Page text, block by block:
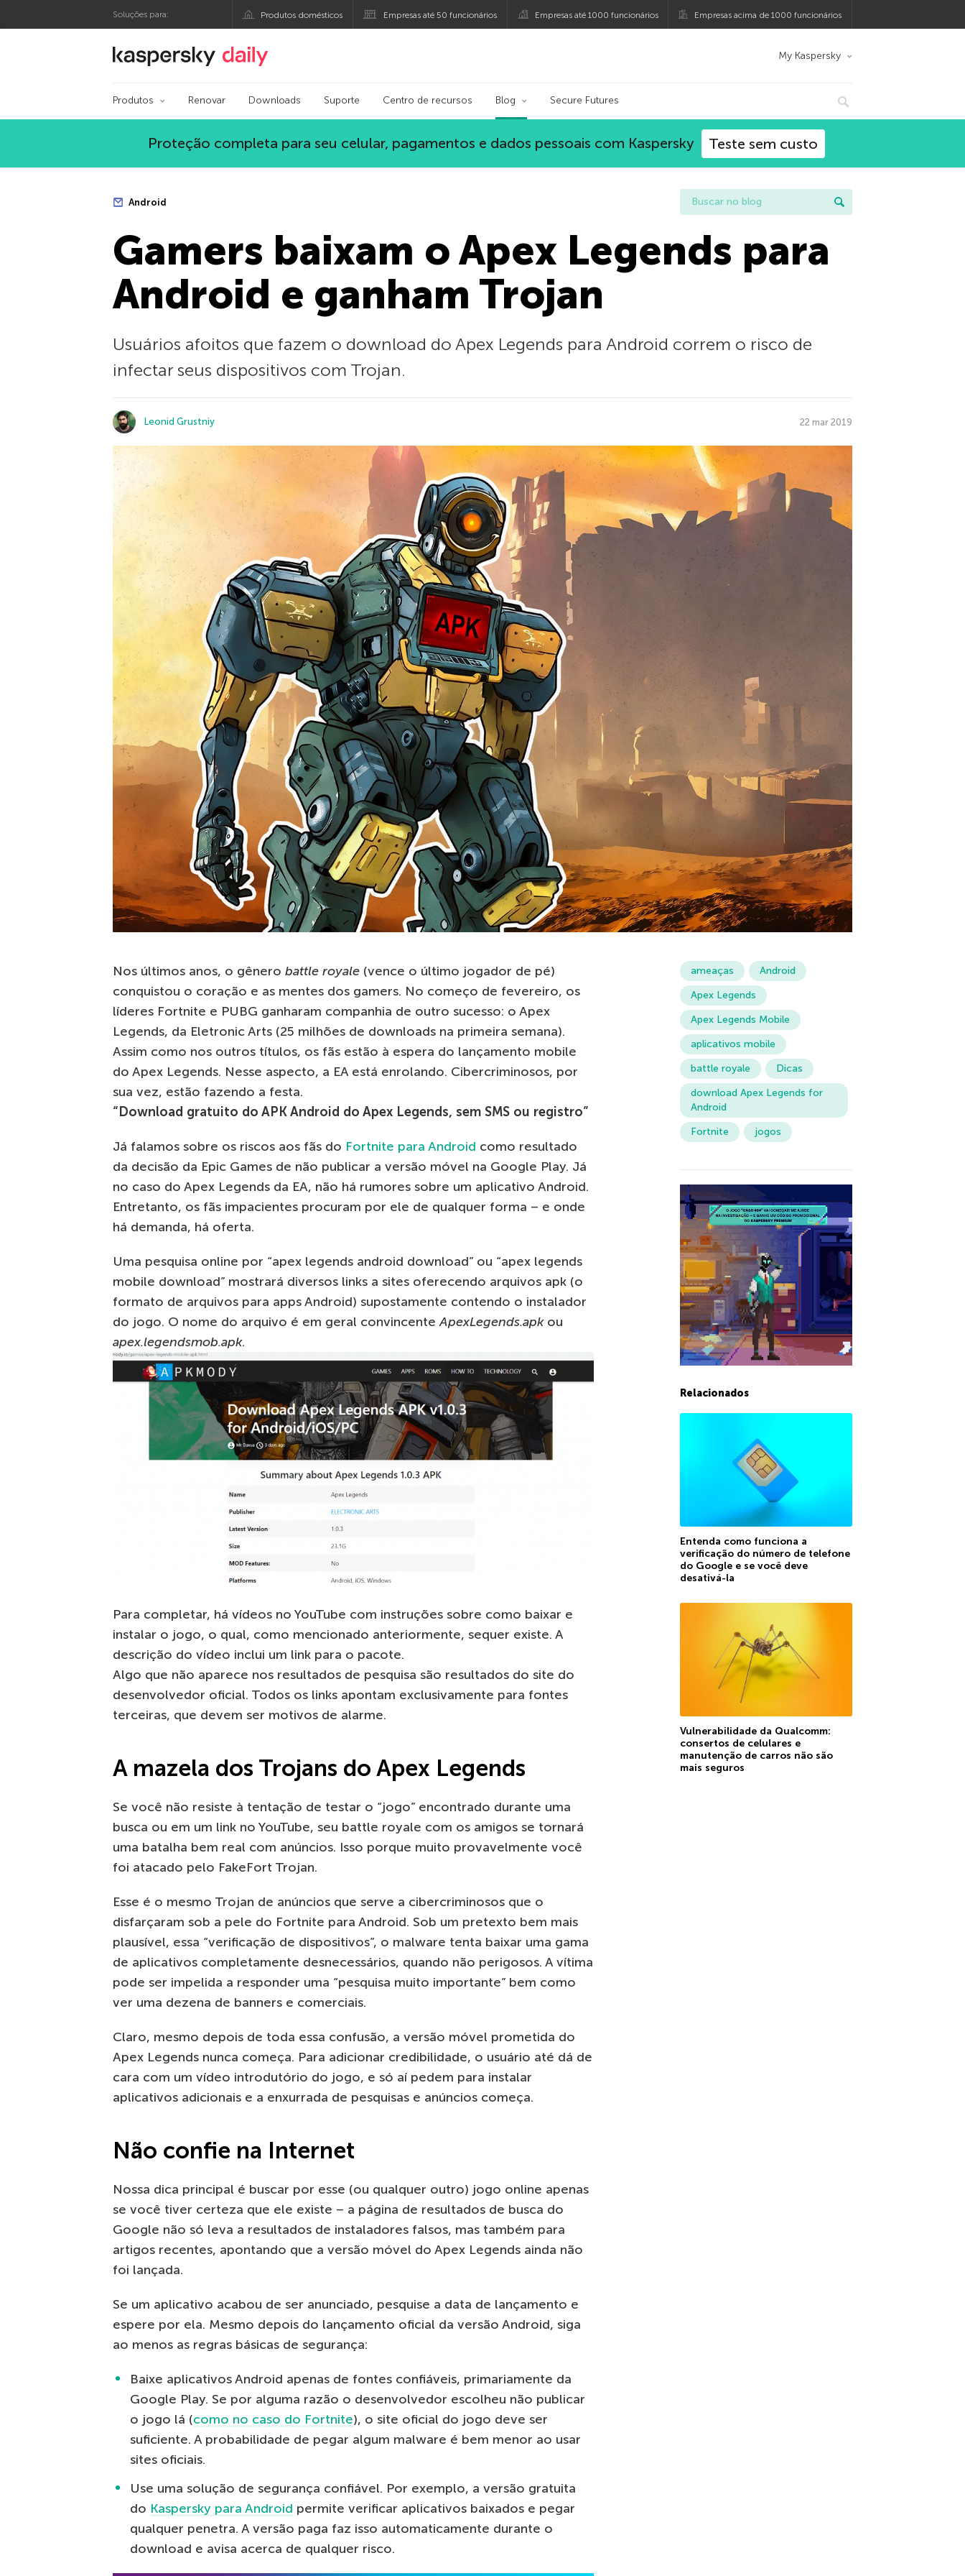
Soluções para: Produtos domésticos Empresas até 50 funcionários Empresas até 1000 funcionários Empresas acima de 1000 funcionários
Blog oficial da Kaspersky My Kaspersky
Produtos Renovar Downloads Suporte Centro de recursos Blog Secure Futures
Proteção completa para seu celular, pagamentos e dados pessoais com Kaspersky Teste sem custo
Android
Gamers baixam o Apex Legends para
Android e ganham Trojan
Usuários afoitos que fazem o download do Apex Legends para Android correm o risco de
infectar seus dispositivos com Trojan.
Leonid Grustniy 22 mar 2019
Nos últimos anos, o gênero battle royale (vence o último jogador de pé)
conquistou o coração e as mentes dos gamers. No começo de fevereiro, os
líderes Fortnite e PUBG ganharam companhia de outro sucesso: o Apex
Legends, da Eletronic Arts (25 milhões de downloads na primeira semana).
Assim como nos outros títulos, os fãs estão à espera do lançamento mobile
do Apex Legends. Nesse aspecto, a EA está enrolando. Cibercriminosos, por
sua vez, estão fazendo a festa.
“Download gratuito do APK Android do Apex Legends, sem SMS ou registro”
Já falamos sobre os riscos aos fãs do Fortnite para Android como resultado
da decisão da Epic Games de não publicar a versão móvel na Google Play. Já
no caso do Apex Legends da EA, não há rumores sobre um aplicativo Android.
Entretanto, os fãs impacientes procuram por ele de qualquer forma – e onde
há demanda, há oferta.
Uma pesquisa online por “apex legends android download” ou “apex legends
mobile download” mostrará diversos links a sites oferecendo arquivos apk (o
formato de arquivos para apps Android) supostamente contendo o instalador
do jogo. O nome do arquivo é em geral convincenteApexLegends.apkou
apex.legendsmob.apk.
Para completar, há vídeos no YouTube com instruções sobre como baixar e
instalar o jogo, o qual, como mencionado anteriormente, sequer existe. A
descrição do vídeo inclui um link para o pacote.
Algo que não aparece nos resultados de pesquisa são resultados do site do
desenvolvedor oficial. Todos os links apontam exclusivamente para fontes
terceiras, que devem ser motivos de alarme.
A mazela dos Trojans do Apex Legends
Se você não resiste à tentação de testar o “jogo” encontrado durante uma
busca ou em um link no YouTube, seu battle royale com os amigos se tornará
uma batalha bem real com anúncios. Isso porque muito provavelmente você
foi atacado pelo FakeFort Trojan.
Esse é o mesmo Trojan de anúncios que serve a cibercriminosos que o
disfarçaram sob a pele do Fortnite para Android. Sob um pretexto bem mais
plausível, essa “verificação de dispositivos”, o malware tenta baixar uma gama
de aplicativos completamente desnecessários, quando não perigosos. A vítima
pode ser impelida a responder uma “pesquisa muito importante” bem como
ver uma dezena de banners e comerciais.
Claro, mesmo depois de toda essa confusão, a versão móvel prometida do
Apex Legends nunca começa. Para adicionar credibilidade, o usuário até dá de
cara com um vídeo introdutório do jogo, e só aí pedem para instalar
aplicativos adicionais e a enxurrada de pesquisas e anúncios começa.
Não confie na Internet
Nossa dica principal é buscar por esse (ou qualquer outro) jogo online apenas
se você tiver certeza que ele existe – a página de resultados de busca do
Google não só leva a resultados de instaladores falsos, mas também para
artigos recentes, apontando que a versão móvel do Apex Legends ainda não
foi lançada.
Se um aplicativo acabou de ser anunciado, pesquise a data de lançamento e
espere por ela. Mesmo depois do lançamento oficial da versão Android, siga
ao menos as regras básicas de segurança:
Baixe aplicativos Android apenas de fontes confiáveis, primariamente da
Google Play. Se por alguma razão o desenvolvedor escolheu não publicar
o jogo lá (como no caso do Fortnite), o site oficial do jogo deve ser
suficiente. A probabilidade de pegar algum malware é bem menor ao usar
sites oficiais.
Use uma solução de segurança confiável. Por exemplo, a versão gratuita
do Kaspersky para Android permite verificar aplicativos baixados e pegar
qualquer penetra. A versão paga faz isso automaticamente durante o
download e avisa acerca de qualquer risco.
ameaças
Android
Apex Legends
Apex Legends Mobile
aplicativos mobile
battle royale
Dicas
download Apex Legends for
Android
Fortnite
jogos
Relacionados
Entenda como funciona a
verificação do número de telefone
do Google e se você deve
desativá-la
Vulnerabilidade da Qualcomm:
consertos de celulares e
manutenção de carros não são
mais seguros